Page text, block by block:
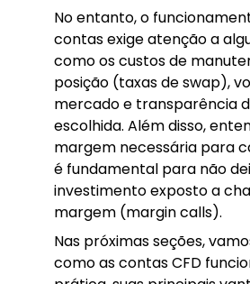
No entanto, o
contas exige atenção a
como os custos de
posição (taxas de swap),
mercado e transparência
escolhida. Além disso,
margem necessária para
é fundamental para não
investimento exposto a
margem (margin calls).
Nas próximas seções,
como as contas CFD